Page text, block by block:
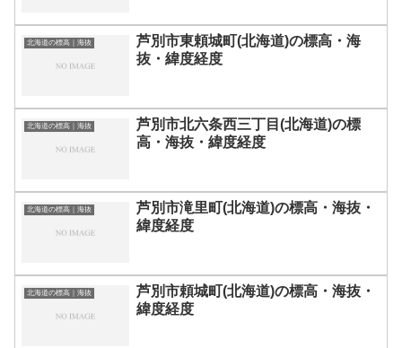
北海道の標高｜海抜
芦別市東頼城町(北海道)の標高・海
抜・緯度経度
北海道の標高｜海抜
芦別市北六条西三丁目(北海道)の標
高・海抜・緯度経度
北海道の標高｜海抜
芦別市滝里町(北海道)の標高・海抜・
緯度経度
北海道の標高｜海抜
芦別市頼城町(北海道)の標高・海抜・
緯度経度